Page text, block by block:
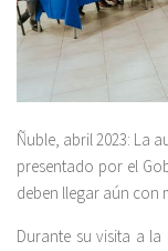
Ñuble, abril 2023: La
presentado por el
deben llegar aún con
Durante su visita a